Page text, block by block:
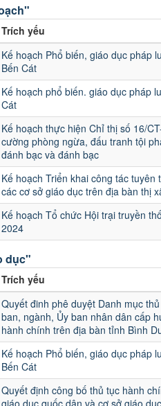
Trích yếu
Kế hoạch Phổ biến, giáo dục pháp
Bến Cát
Kế hoạch phổ biến. giáo dục pháp
Cát
Kế hoạch thực hiện Chỉ thị số 16/
cường phòng ngừa, đấu tranh tội
đánh bạc và đánh bạc
Kế hoạch Triển khai công tác
các cơ sở giáo dục trên địa bàn thị
Kế hoạch Tổ chức Hội trại truyền
2024
dục"
Trích yếu
Quyết đinh phê duyệt Danh mục
ban, ngành, Ủy ban nhân dân cấp
hành chính trên địa bàn tỉnh Bình
Kế hoạch Phổ biến, giáo dục pháp
Bến Cát
Quyết định công bố thủ tục hành
giáo dục quốc dân và cơ sở giáo